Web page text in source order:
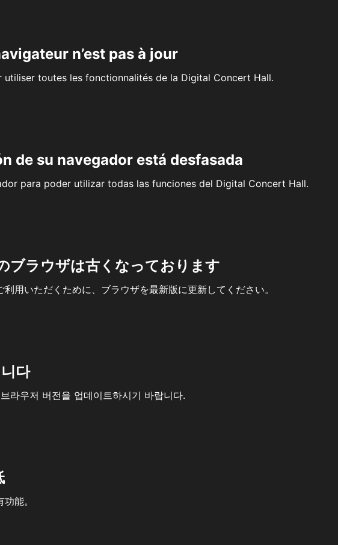
n’est pas à jour
toutes les fonctionnalités de la Digital Concert Hall.
de su navegador está desfasada
para poder utilizar todas las funciones del Digital Concert Hall.
ブラウザは古くなっております
用いただくために、ブラウザを最新版に更新してください。
다
라우저 버전을 업데이트하시기 바랍니다.
能。